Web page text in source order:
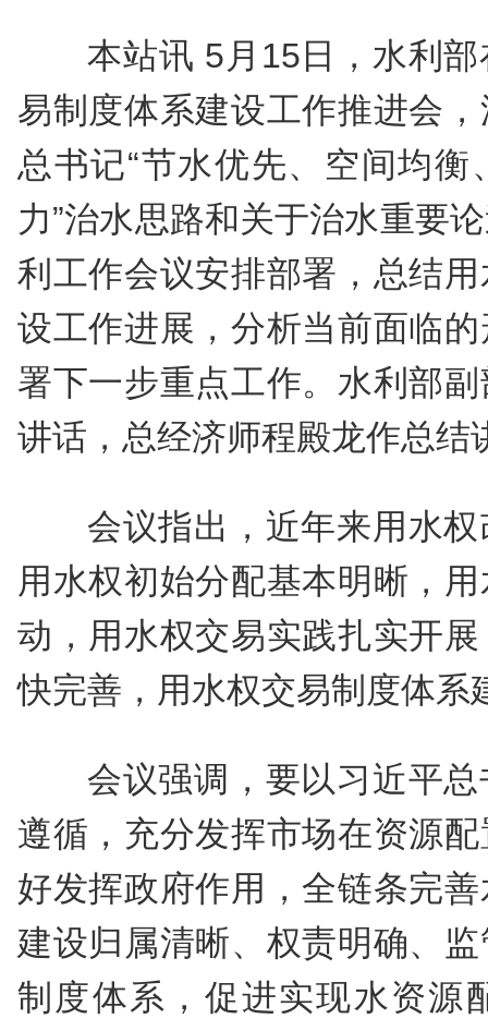
本站讯 5月15日，水利
易制度体系建设工作推进会
总书记“节水优先、空间均
力”治水思路和关于治水重要
利工作会议安排部署，总结
设工作进展，分析当前面临
署下一步重点工作。水利部
讲话，总经济师程殿龙作总结
会议指出，近年来用水
用水权初始分配基本明晰，
动，用水权交易实践扎实开
快完善，用水权交易制度体系
会议强调，要以习近平
遵循，充分发挥市场在资源
好发挥政府作用，全链条完
建设归属清晰、权责明确、
制度体系，促进实现水资源